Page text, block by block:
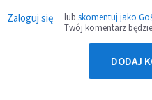
Zaloguj się lub skomentuj jako
Twój komentarz
DODAJ